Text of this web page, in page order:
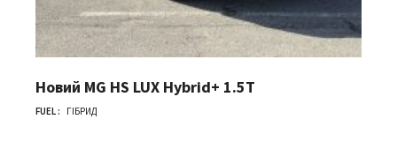
Новий MG HS LUX Hybrid+ 1.5T
FUEL : ГІБРИД